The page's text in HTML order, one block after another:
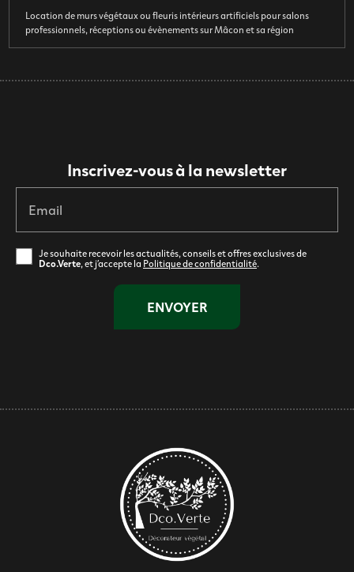
Location de murs végétaux ou fleuris intérieurs artificiels pour salons
professionnels, réceptions ou évènements sur Mâcon et sa région
Inscrivez-vous à la newsletter
Email
Je souhaite recevoir les actualités, conseils et offres exclusives de
Dco.Verte, et j’accepte la Politique de confidentialité.